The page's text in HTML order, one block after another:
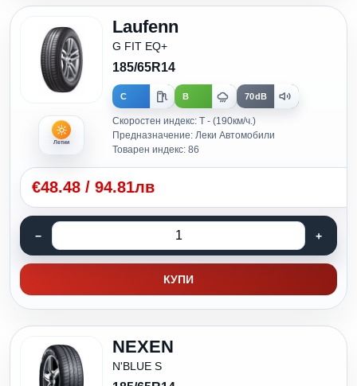
Летни
Laufenn
G FIT EQ+
185/65R14
C B 70dB
Скоростен индекс: T - (190км/ч.)
Предназначение: Леки Автомобили
Товарен индекс: 86
€48.48 / 94.81лв
КУПИ
NEXEN
N'BLUE S